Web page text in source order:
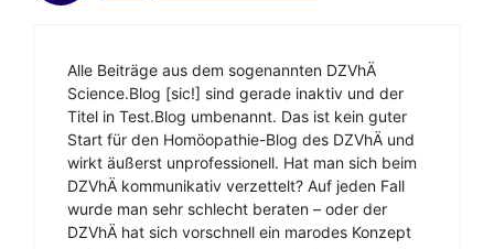
Alle Beiträge aus dem sogenannten DZVhÄ
Science.Blog [sic!] sind gerade inaktiv und der
Titel in Test.Blog umbenannt. Das ist kein guter
Start für den Homöopathie-Blog des DZVhÄ und
wirkt äußerst unprofessionell. Hat man sich beim
DZVhÄ kommunikativ verzettelt? Auf jeden Fall
wurde man sehr schlecht beraten – oder der
DZVhÄ hat sich vorschnell ein marodes Konzept